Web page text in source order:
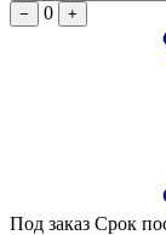
−
0 +
Под заказ Срок